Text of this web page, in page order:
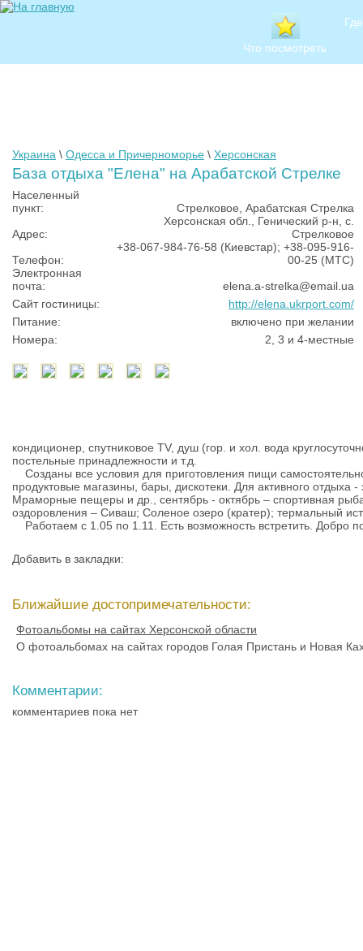
Что посмотреть
Украина \ Одесса и Причерноморье \ Херсонская
База отдыха "Елена" на Арабатской Стрелке
Населенный
пункт:
Стрелковое, Арабатская Стрелка
Адрес:
Херсонская обл., Генический р-н, с.
Стрелковое
Телефон:
+38-067-984-76-58 (Киевстар); +38-095-916-
00-25 (МТС)
Электронная
почта:
elena.a-strelka@email.ua
Сайт гостиницы:
http://elena.ukrport.com/
Питание:
включено при желании
Номера:
2, 3 и 4-местные
кондиционер, спутниковое ТV, душ (гор. и хол. вода
постельные принадлежности и т.д.
Созданы все условия для приготовления пищи
продуктовые магазины, бары, дискотеки. Для активного отдыха
Мраморные пещеры и др., сентябрь - октябрь – спортивная
оздоровления – Сиваш; Соленое озеро (кратер); термальный
Работаем с 1.05 по 1.11. Есть возможность встретить. Добро
Добавить в закладки:
Ближайшие достопримечательности:
Фотоальбомы на сайтах Херсонской области
О фотоальбомах на сайтах городов Голая Пристань и Новая
Комментарии:
комментариев пока нет